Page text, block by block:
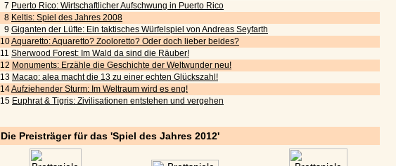
7 Puerto Rico: Wirtschaftlicher Aufschwung in Puerto Rico
8 Keltis: Spiel des Jahres 2008
9 Giganten der Lüfte: Ein taktisches Würfelspiel von Andreas Seyfarth
10Aquaretto: Aquaretto? Zooloretto? Oder doch lieber beides?
11 Sherwood Forest: Im Wald da sind die Räuber!
12 Monuments: Erzähle die Geschichte der Weltwunder neu!
13 Macao: alea macht die 13 zu einer echten Glückszahl!
14Aufziehender Sturm: Im Weltraum wird es eng!
15 Euphrat & Tigris: Zivilisationen entstehen und vergehen
Die Preisträger für das 'Spiel des Jahres 2012'